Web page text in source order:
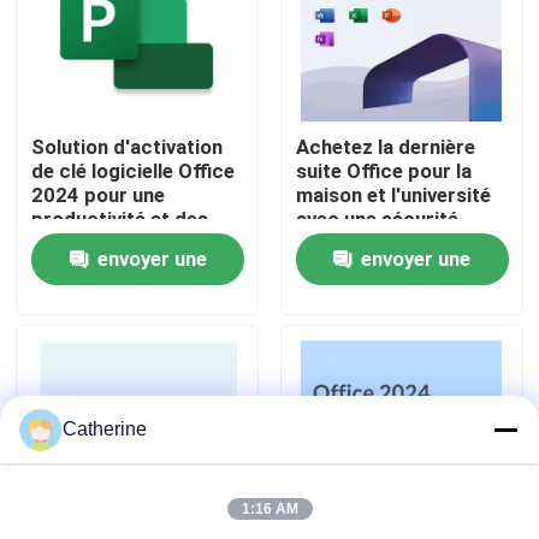
À propos de nous
Contrôle de la qualité
Nous contacter
Office 2024 clé acheter
plus professionnel du bureau 2021
Solution d'activation
de clé logicielle Office
2024 pour une
productivité et des
opérations
commerciales fluides
sur plusieurs appareils
envoyer une
Achetez la dernière
suite Office pour la
maison et l'université
avec une sécurité
renforcée, des
performances
améliorées et des
alimentées par l'IA
envoyer une
Catherine
1:16 AM